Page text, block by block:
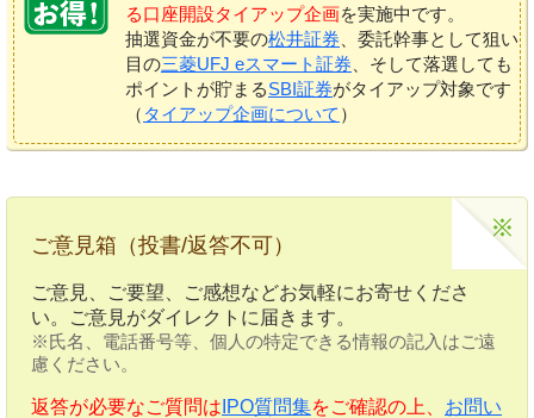
る口座開設タイアップ企画を実施中です。
抽選資金が不要の松井証券 、委託幹事として狙い
目の三菱UFJ eスマート証券 、そして落選しても
ポイントが貯まるSBI証券がタイアップ対象です
（ タイアップ企画について ）
ご意見箱（投書/返答不可）
ご意見、ご要望、ご感想などお気軽にお寄せくださ
い。ご意見がダイレクトに届きます。
※氏名、電話番号等、個人の特定できる情報の記入はご遠
慮ください。
返答が必要なご質問は IPO質問集をご確認の上、 お問い